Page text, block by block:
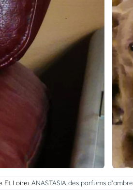
Et Loire ANASTASIA des parfums d'ambre